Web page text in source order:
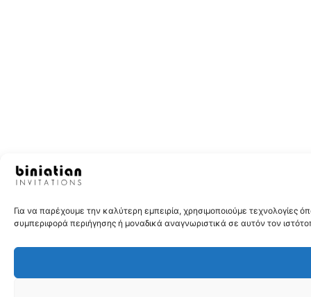
Για να παρέχουμε την καλύτερη εμπειρία, χρησιμοποιούμε
συμπεριφορά περιήγησης ή μοναδικά αναγνωριστικά σε αυτόν τον